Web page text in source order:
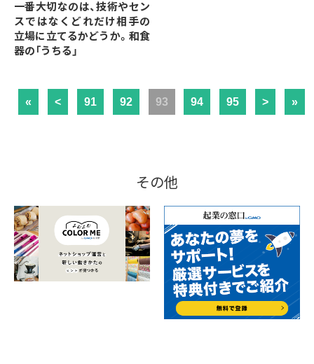
一番大切なのは、技術やセン
スではなくどれだけ相手の
立場に立てるかどうか。和食
器の「うちる」
« < 91 92 93 94 95 > »
その他